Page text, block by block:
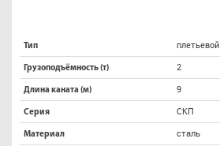
Тип плетьевой
Грузоподъёмность (т) 2
Длина каната (м) 9
Серия СКП
Материал сталь